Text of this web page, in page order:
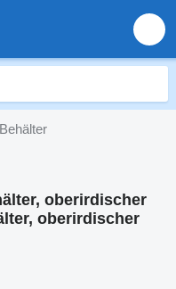
oberirdischer
oberirdischer